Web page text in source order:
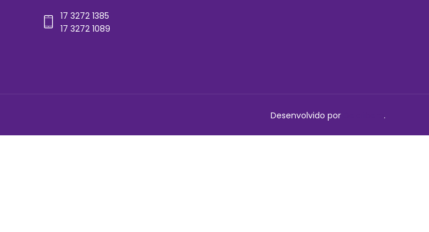
17 3272 1385
17 3272 1089
Desenvolvido por .